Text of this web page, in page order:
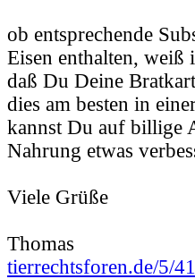
ob entsprechende
Eisen enthalten,
daß Du Deine
dies am besten in
kannst Du auf billige
Nahrung etwas
Viele Grüße
Thomas
tierrechtsforen.de/5/